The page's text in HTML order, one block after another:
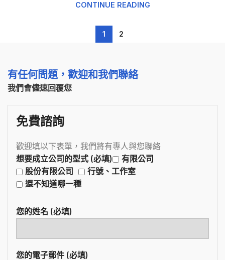
CONTINUE READING
1 2
有任何問題，歡迎和我們聯絡
我們會儘速回覆您
免費諮詢
歡迎填以下表單，我們將有專人與您聯絡
想要成立公司的型式 (必填)
有限公司
股份有限公司
行號、工作室
還不知道哪一種
您的姓名 (必填)
您的電子郵件 (必填)